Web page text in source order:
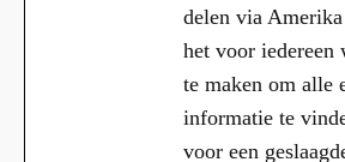
delen via
het voor iedereen
te maken om alle
informatie te
voor een